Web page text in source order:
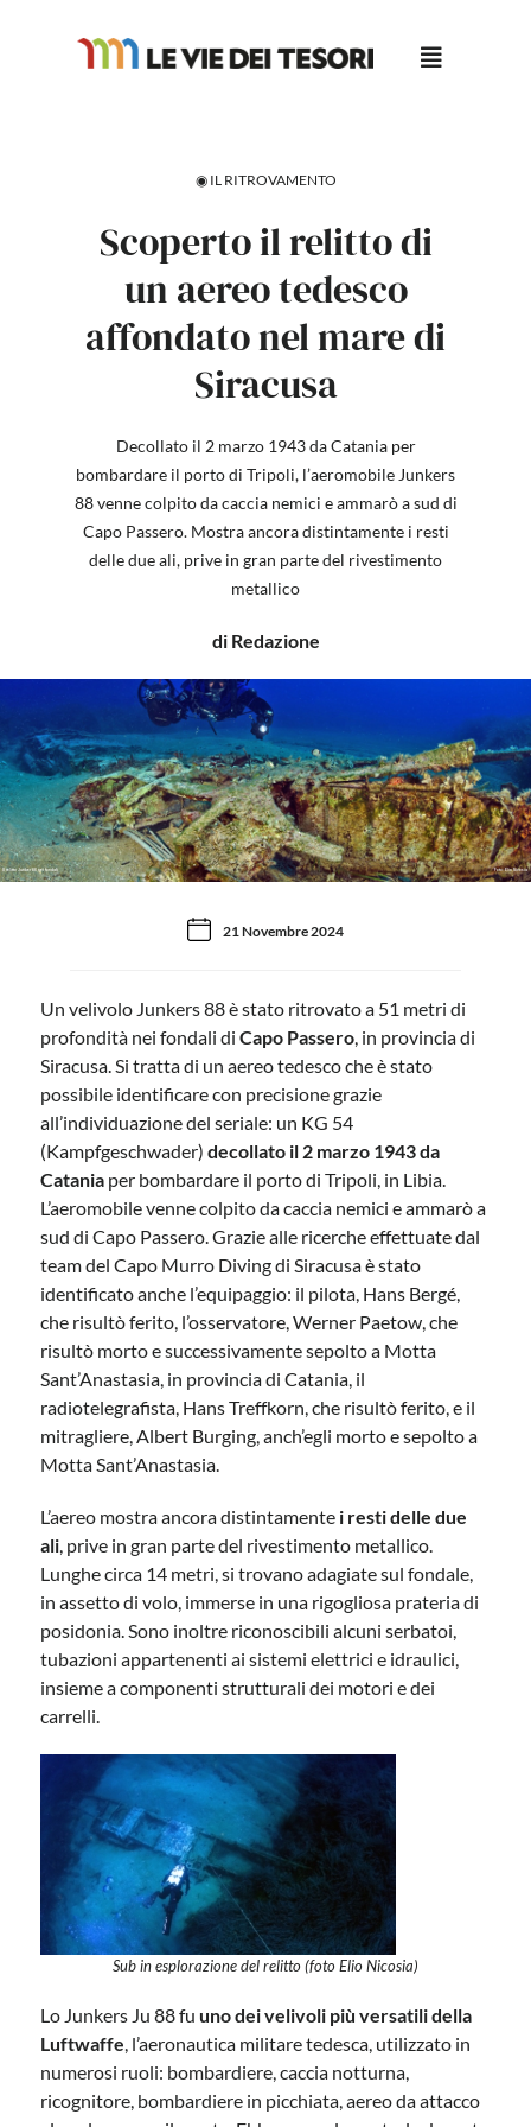
◉ IL RITROVAMENTO
Scoperto il relitto di
un aereo tedesco
affondato nel mare di
Siracusa
Decollato il 2 marzo 1943 da Catania per
bombardare il porto di Tripoli, l’aeromobile Junkers
88 venne colpito da caccia nemici e ammarò a sud di
Capo Passero. Mostra ancora distintamente i resti
delle due ali, prive in gran parte del rivestimento
metallico
di Redazione
Il relitto Junker 88 nei fondali Foto: Elio Nicosia
21 Novembre 2024
Un velivolo Junkers 88 è stato ritrovato a 51 metri di
profondità nei fondali diCapo Passero, in provincia di
Siracusa. Si tratta di un aereo tedesco che è stato
possibile identificare con precisione grazie
all’individuazione del seriale: un KG 54
(Kampfgeschwader)decollato il 2 marzo 1943 da
Catania per bombardare il porto di Tripoli, in Libia.
L’aeromobile venne colpito da caccia nemici e ammarò a
sud di Capo Passero. Grazie alle ricerche effettuate dal
team del Capo Murro Diving di Siracusa è stato
identificato anche l’equipaggio: il pilota, Hans Bergé,
che risultò ferito, l’osservatore, Werner Paetow, che
risultò morto e successivamente sepolto a Motta
Sant’Anastasia, in provincia di Catania, il
radiotelegrafista, Hans Treffkorn, che risultò ferito, e il
mitragliere, Albert Burging, anch’egli morto e sepolto a
Motta Sant’Anastasia.
L’aereo mostra ancora distintamente i resti delle due
ali, prive in gran parte del rivestimento metallico.
Lunghe circa 14 metri, si trovano adagiate sul fondale,
in assetto di volo, immerse in una rigogliosa prateria di
posidonia. Sono inoltre riconoscibili alcuni serbatoi,
tubazioni appartenenti ai sistemi elettrici e idraulici,
insieme a componenti strutturali dei motori e dei
carrelli.
Sub in esplorazione del relitto (foto Elio Nicosia)
Lo Junkers Ju 88 fuuno dei velivoli più versatili della
Luftwaffe, l’aeronautica militare tedesca, utilizzato in
numerosi ruoli: bombardiere, caccia notturna,
ricognitore, bombardiere in picchiata, aereo da attacco